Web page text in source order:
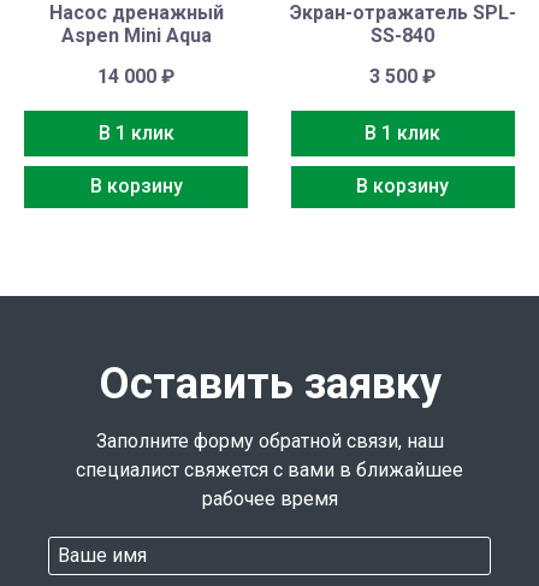
Насос дренажный
Aspen Mini Aqua
14 000₽
В 1 клик
В корзину
Экран-отражатель SPL-
SS-840
3 500₽
В 1 клик
В корзину
Оставить заявку
Заполните форму обратной связи, наш
специалист свяжется с вами в ближайшее
рабочее время